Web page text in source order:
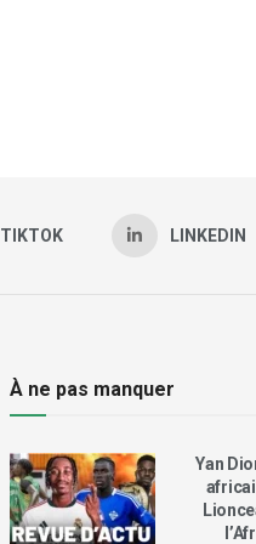
TIKTOK LINKEDIN
À ne pas manquer
Yan